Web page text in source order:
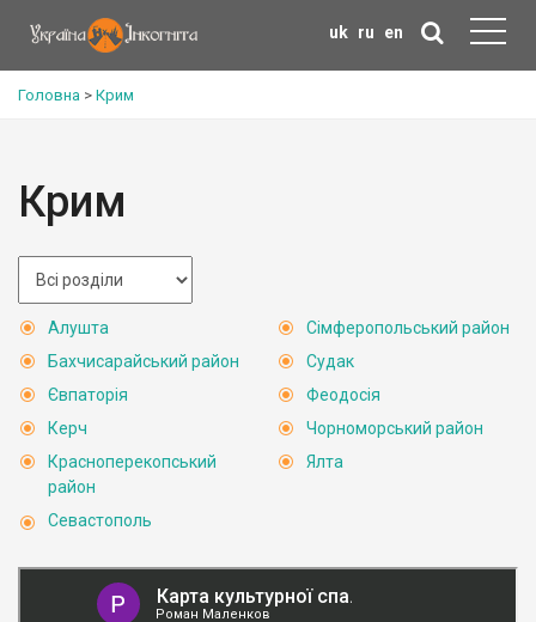
uk ru en
Головна > Крим
Крим
Алушта
Бахчисарайський район
Євпаторія
Керч
Красноперекопський
район
Севастополь
Сімферопольський район
Судак
Феодосія
Чорноморський район
Ялта